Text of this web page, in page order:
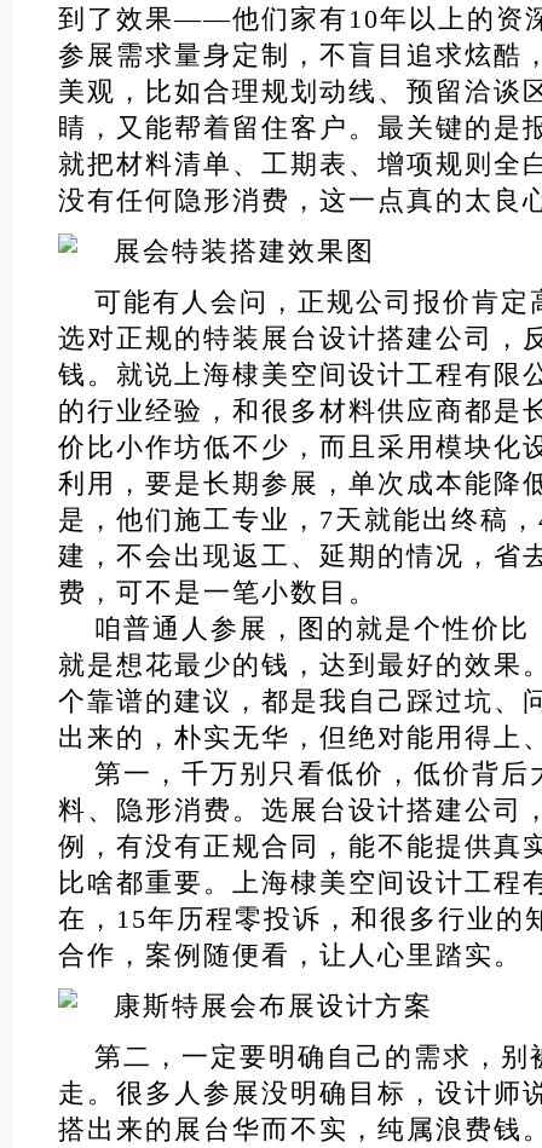
到了效果——他们家有10年以上的资
参展需求量身定制，不盲目追求炫酷
美观，比如合理规划动线、预留洽谈
睛，又能帮着留住客户。最关键的是
就把材料清单、工期表、增项规则全
没有任何隐形消费，这一点真的太良
可能有人会问，正规公司报价肯定
选对正规的特装展台设计搭建公司，
钱。就说上海棣美空间设计工程有限
的行业经验，和很多材料供应商都是
价比小作坊低不少，而且采用模块化
利用，要是长期参展，单次成本能降
是，他们施工专业，7天就能出终稿
建，不会出现返工、延期的情况，省
费，可不是一笔小数目。
咱普通人参展，图的就是个性价比
就是想花最少的钱，达到最好的效果
个靠谱的建议，都是我自己踩过坑、
出来的，朴实无华，但绝对能用得上
第一，千万别只看低价，低价背后
料、隐形消费。选展台设计搭建公司
例，有没有正规合同，能不能提供真
比啥都重要。上海棣美空间设计工程
在，15年历程零投诉，和很多行业的
合作，案例随便看，让人心里踏实。
第二，一定要明确自己的需求，别
走。很多人参展没明确目标，设计师
搭出来的展台华而不实，纯属浪费钱